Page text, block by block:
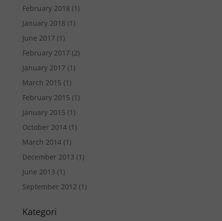
February 2018 (1)
January 2018 (1)
June 2017 (1)
February 2017 (2)
January 2017 (1)
March 2015 (1)
February 2015 (1)
January 2015 (1)
October 2014(1)
March 2014(1)
December 2013 (1)
June 2013 (1)
September 2012 (1)
Kategori